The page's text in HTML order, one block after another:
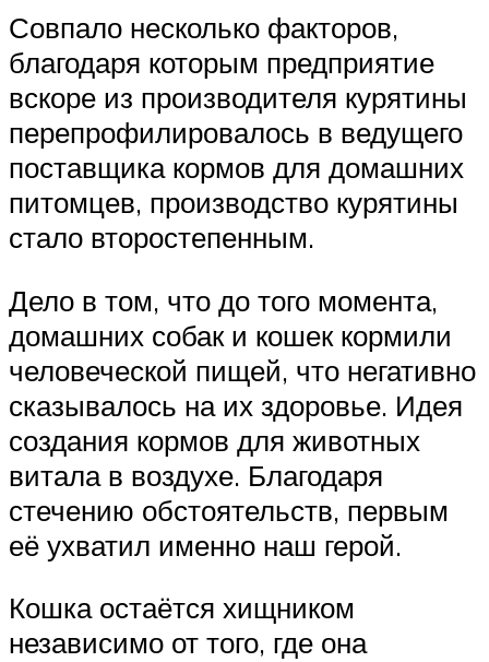
Совпало несколько факторов,
благодаря которым предприятие
вскоре из производителя курятины
перепрофилировалось в ведущего
поставщика кормов для домашних
питомцев, производство курятины
стало второстепенным.
Дело в том, что до того момента,
домашних собак и кошек кормили
человеческой пищей, что негативно
сказывалось на их здоровье. Идея
создания кормов для животных
витала в воздухе. Благодаря
стечению обстоятельств, первым
её ухватил именно наш герой.
Кошка остаётся хищником
независимо от того, где она